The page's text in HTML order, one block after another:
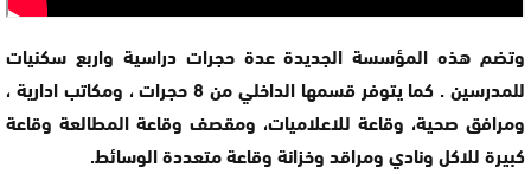
وتضم هذه المؤسسة الجديدة عدة حجرات دراسية واربع سكنيات
للمدرسين . كما يتوفر قسمها الداخلي من 8 حجرات ، ومكاتب ادارية ،
ومرافق صحية، وقاعة للاعلاميات، ومقصف وقاعة المطالعة وقاعة
كبيرة للاكل ونادي ومراقد وخزانة وقاعة متعددة الوسائط.